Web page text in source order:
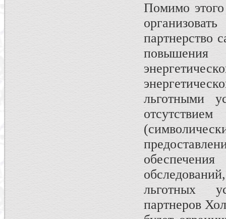
Помимо
партнерство
повышения
льготными
льготных
партнеров